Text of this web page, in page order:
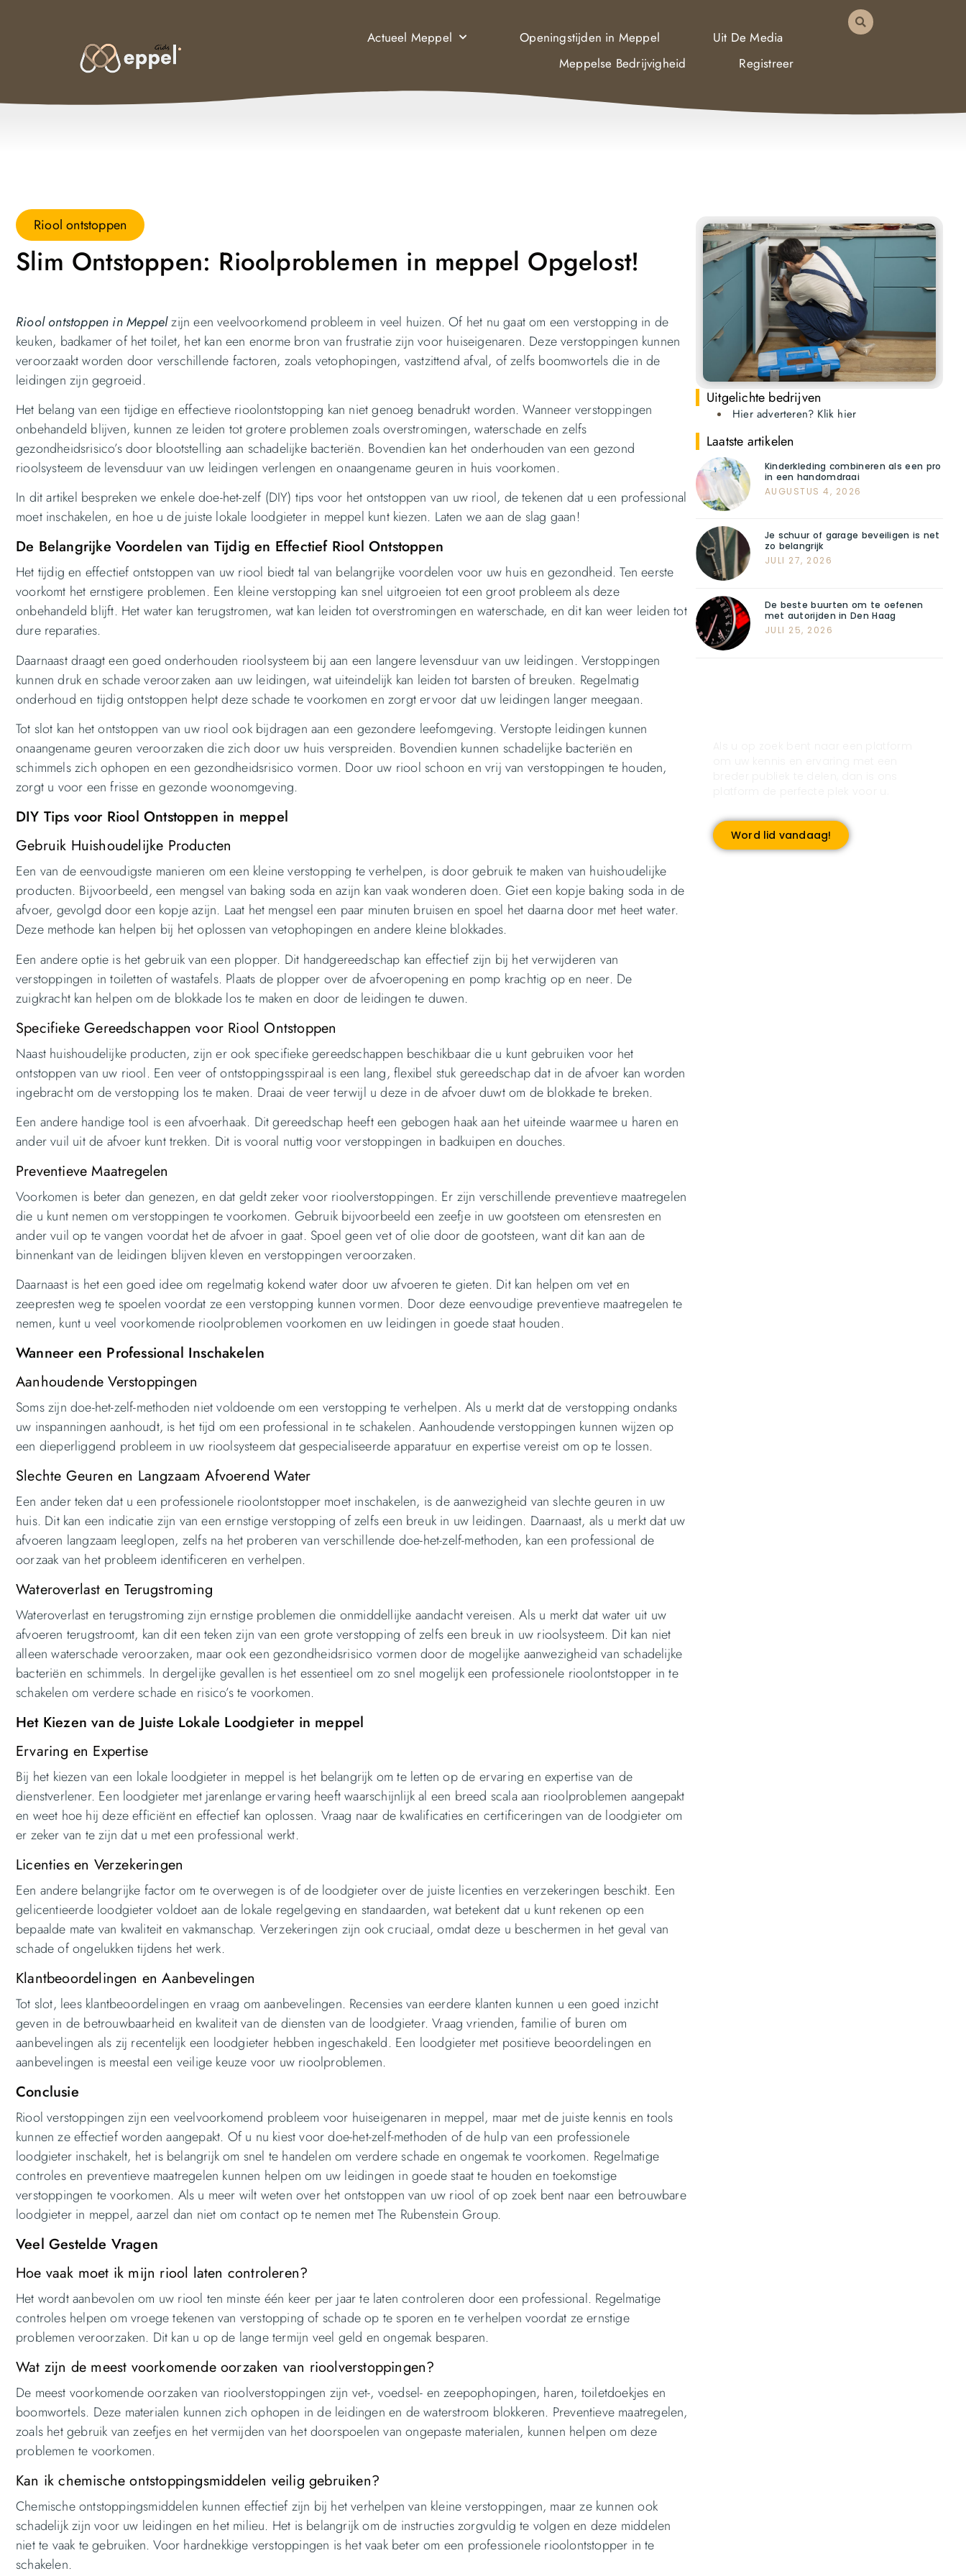
Actueel Meppel Openingstijden in Meppel
Uit De Media
Meppelse Bedrijvigheid
Registreer
Riool ontstoppen
Slim Ontstoppen: Rioolproblemen in meppel Opgelost!
Riool ontstoppen in Meppelzijn een veelvoorkomend probleem in veel huizen. Of het nu gaat om een verstopping in de
keuken, badkamer of het toilet, het kan een enorme bron van frustratie zijn voor huiseigenaren. Deze verstoppingen kunnen
veroorzaakt worden door verschillende factoren, zoals vetophopingen, vastzittend afval, of zelfs boomwortels die in de
leidingen zijn gegroeid.
Het belang van een tijdige en effectieve rioolontstopping kan niet genoeg benadrukt worden. Wanneer verstoppingen
onbehandeld blijven, kunnen ze leiden tot grotere problemen zoals overstromingen, waterschade en zelfs
gezondheidsrisico’s door blootstelling aan schadelijke bacteriën. Bovendien kan het onderhouden van een gezond
rioolsysteem de levensduur van uw leidingen verlengen en onaangename geuren in huis voorkomen.
In dit artikel bespreken we enkele doe-het-zelf (DIY) tips voor het ontstoppen van uw riool, de tekenen dat u een professional
moet inschakelen, en hoe u de juiste lokale loodgieter in meppel kunt kiezen. Laten we aan de slag gaan!
De Belangrijke Voordelen van Tijdig en Effectief Riool Ontstoppen
Het tijdig en effectief ontstoppen van uw riool biedt tal van belangrijke voordelen voor uw huis en gezondheid. Ten eerste
voorkomt het ernstigere problemen. Een kleine verstopping kan snel uitgroeien tot een groot probleem als deze
onbehandeld blijft. Het water kan terugstromen, wat kan leiden tot overstromingen en waterschade, en dit kan weer leiden tot
dure reparaties.
Daarnaast draagt een goed onderhouden rioolsysteem bij aan een langere levensduur van uw leidingen. Verstoppingen
kunnen druk en schade veroorzaken aan uw leidingen, wat uiteindelijk kan leiden tot barsten of breuken. Regelmatig
onderhoud en tijdig ontstoppen helpt deze schade te voorkomen en zorgt ervoor dat uw leidingen langer meegaan.
Tot slot kan het ontstoppen van uw riool ook bijdragen aan een gezondere leefomgeving. Verstopte leidingen kunnen
onaangename geuren veroorzaken die zich door uw huis verspreiden. Bovendien kunnen schadelijke bacteriën en
schimmels zich ophopen en een gezondheidsrisico vormen. Door uw riool schoon en vrij van verstoppingen te houden,
zorgt u voor een frisse en gezonde woonomgeving.
DIY Tips voor Riool Ontstoppen in meppel
Gebruik Huishoudelijke Producten
Een van de eenvoudigste manieren om een kleine verstopping te verhelpen, is door gebruik te maken van huishoudelijke
producten. Bijvoorbeeld, een mengsel van baking soda en azijn kan vaak wonderen doen. Giet een kopje baking soda in de
afvoer, gevolgd door een kopje azijn. Laat het mengsel een paar minuten bruisen en spoel het daarna door met heet water.
Deze methode kan helpen bij het oplossen van vetophopingen en andere kleine blokkades.
Een andere optie is het gebruik van een plopper. Dit handgereedschap kan effectief zijn bij het verwijderen van
verstoppingen in toiletten of wastafels. Plaats de plopper over de afvoeropening en pomp krachtig op en neer. De
zuigkracht kan helpen om de blokkade los te maken en door de leidingen te duwen.
Specifieke Gereedschappen voor Riool Ontstoppen
Naast huishoudelijke producten, zijn er ook specifieke gereedschappen beschikbaar die u kunt gebruiken voor het
ontstoppen van uw riool. Een veer of ontstoppingsspiraal is een lang, flexibel stuk gereedschap dat in de afvoer kan worden
ingebracht om de verstopping los te maken. Draai de veer terwijl u deze in de afvoer duwt om de blokkade te breken.
Een andere handige tool is een afvoerhaak. Dit gereedschap heeft een gebogen haak aan het uiteinde waarmee u haren en
ander vuil uit de afvoer kunt trekken. Dit is vooral nuttig voor verstoppingen in badkuipen en douches.
Preventieve Maatregelen
Voorkomen is beter dan genezen, en dat geldt zeker voor rioolverstoppingen. Er zijn verschillende preventieve maatregelen
die u kunt nemen om verstoppingen te voorkomen. Gebruik bijvoorbeeld een zeefje in uw gootsteen om etensresten en
ander vuil op te vangen voordat het de afvoer in gaat. Spoel geen vet of olie door de gootsteen, want dit kan aan de
binnenkant van de leidingen blijven kleven en verstoppingen veroorzaken.
Daarnaast is het een goed idee om regelmatig kokend water door uw afvoeren te gieten. Dit kan helpen om vet en
zeepresten weg te spoelen voordat ze een verstopping kunnen vormen. Door deze eenvoudige preventieve maatregelen te
nemen, kunt u veel voorkomende rioolproblemen voorkomen en uw leidingen in goede staat houden.
Wanneer een Professional Inschakelen
Aanhoudende Verstoppingen
Soms zijn doe-het-zelf-methoden niet voldoende om een verstopping te verhelpen. Als u merkt dat de verstopping ondanks
uw inspanningen aanhoudt, is het tijd om een professional in te schakelen. Aanhoudende verstoppingen kunnen wijzen op
een dieperliggend probleem in uw rioolsysteem dat gespecialiseerde apparatuur en expertise vereist om op te lossen.
Slechte Geuren en Langzaam Afvoerend Water
Een ander teken dat u een professionele rioolontstopper moet inschakelen, is de aanwezigheid van slechte geuren in uw
huis. Dit kan een indicatie zijn van een ernstige verstopping of zelfs een breuk in uw leidingen. Daarnaast, als u merkt dat uw
afvoeren langzaam leeglopen, zelfs na het proberen van verschillende doe-het-zelf-methoden, kan een professional de
oorzaak van het probleem identificeren en verhelpen.
Wateroverlast en Terugstroming
Wateroverlast en terugstroming zijn ernstige problemen die onmiddellijke aandacht vereisen. Als u merkt dat water uit uw
afvoeren terugstroomt, kan dit een teken zijn van een grote verstopping of zelfs een breuk in uw rioolsysteem. Dit kan niet
alleen waterschade veroorzaken, maar ook een gezondheidsrisico vormen door de mogelijke aanwezigheid van schadelijke
bacteriën en schimmels. In dergelijke gevallen is het essentieel om zo snel mogelijk een professionele rioolontstopper in te
schakelen om verdere schade en risico’s te voorkomen.
Het Kiezen van de Juiste Lokale Loodgieter in meppel
Ervaring en Expertise
Bij het kiezen van een lokale loodgieter in meppel is het belangrijk om te letten op de ervaring en expertise van de
dienstverlener. Een loodgieter met jarenlange ervaring heeft waarschijnlijk al een breed scala aan rioolproblemen aangepakt
en weet hoe hij deze efficiënt en effectief kan oplossen. Vraag naar de kwalificaties en certificeringen van de loodgieter om
er zeker van te zijn dat u met een professional werkt.
Licenties en Verzekeringen
Een andere belangrijke factor om te overwegen is of de loodgieter over de juiste licenties en verzekeringen beschikt. Een
gelicentieerde loodgieter voldoet aan de lokale regelgeving en standaarden, wat betekent dat u kunt rekenen op een
bepaalde mate van kwaliteit en vakmanschap. Verzekeringen zijn ook cruciaal, omdat deze u beschermen in het geval van
schade of ongelukken tijdens het werk.
Klantbeoordelingen en Aanbevelingen
Tot slot, lees klantbeoordelingen en vraag om aanbevelingen. Recensies van eerdere klanten kunnen u een goed inzicht
geven in de betrouwbaarheid en kwaliteit van de diensten van de loodgieter. Vraag vrienden, familie of buren om
aanbevelingen als zij recentelijk een loodgieter hebben ingeschakeld. Een loodgieter met positieve beoordelingen en
aanbevelingen is meestal een veilige keuze voor uw rioolproblemen.
Conclusie
Riool verstoppingen zijn een veelvoorkomend probleem voor huiseigenaren in meppel, maar met de juiste kennis en tools
kunnen ze effectief worden aangepakt. Of u nu kiest voor doe-het-zelf-methoden of de hulp van een professionele
loodgieter inschakelt, het is belangrijk om snel te handelen om verdere schade en ongemak te voorkomen. Regelmatige
controles en preventieve maatregelen kunnen helpen om uw leidingen in goede staat te houden en toekomstige
verstoppingen te voorkomen. Als u meer wilt weten over het ontstoppen van uw riool of op zoek bent naar een betrouwbare
loodgieter in meppel, aarzel dan niet om contact op te nemen met The Rubenstein Group.
Veel Gestelde Vragen
Hoe vaak moet ik mijn riool laten controleren?
Het wordt aanbevolen om uw riool ten minste één keer per jaar te laten controleren door een professional. Regelmatige
controles helpen om vroege tekenen van verstopping of schade op te sporen en te verhelpen voordat ze ernstige
problemen veroorzaken. Dit kan u op de lange termijn veel geld en ongemak besparen.
Wat zijn de meest voorkomende oorzaken van rioolverstoppingen?
De meest voorkomende oorzaken van rioolverstoppingen zijn vet-, voedsel- en zeepophopingen, haren, toiletdoekjes en
boomwortels. Deze materialen kunnen zich ophopen in de leidingen en de waterstroom blokkeren. Preventieve maatregelen,
zoals het gebruik van zeefjes en het vermijden van het doorspoelen van ongepaste materialen, kunnen helpen om deze
problemen te voorkomen.
Kan ik chemische ontstoppingsmiddelen veilig gebruiken?
Chemische ontstoppingsmiddelen kunnen effectief zijn bij het verhelpen van kleine verstoppingen, maar ze kunnen ook
schadelijk zijn voor uw leidingen en het milieu. Het is belangrijk om de instructies zorgvuldig te volgen en deze middelen
niet te vaak te gebruiken. Voor hardnekkige verstoppingen is het vaak beter om een professionele rioolontstopper in te
schakelen.
Uitgelichte bedrijven
Hier adverteren? Klik hier
Laatste artikelen
Kinderkleding combineren als een pro
in een handomdraai
AUGUSTUS 4, 2026
Je schuur of garage beveiligen is net
zo belangrijk
JULI 27, 2026
De beste buurten om te oefenen
met autorijden in Den Haag
JULI 25, 2026
Word lid vandaag!